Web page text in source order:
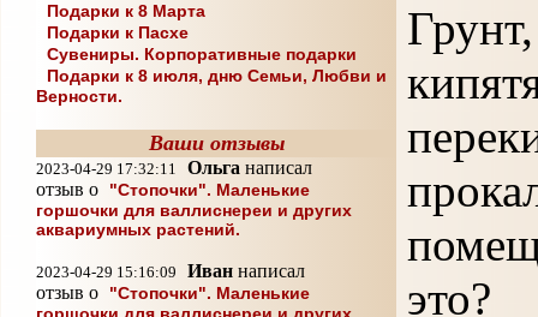
Подарки к 8 Марта
Подарки к Пасхе
Сувениры. Корпоративные подарки
Подарки к 8 июля, дню Семьи, Любви и
Верности.
Ваши отзывы
2023-04-29 17:32:11 Ольга написал
отзыв о
"Стопочки". Маленькие
горшочки для валлиснереи и других
аквариумных растений.
2023-04-29 15:16:09 Иван написал
отзыв о
"Стопочки". Маленькие